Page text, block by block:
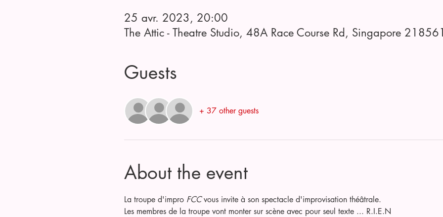
25 avr. 2023, 20:00
The Attic - Theatre Studio, 48A Race Course Rd, Singapore
Guests
+ 37 other guests
About the event
La troupe d'impro FCC vous invite à son spectacle d'improvisation théâtrale.
Les membres de la troupe vont monter sur scène avec pour seul texte ... R.I.E.N